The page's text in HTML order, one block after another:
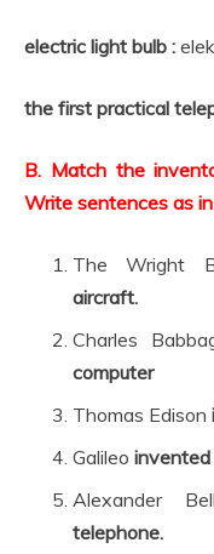
electric light bulb :
the first practical
B. Match the
Write sentences as
The Wright
aircraft.
Charles
computer
Thomas Edison
Galileo
Alexander
telephone.